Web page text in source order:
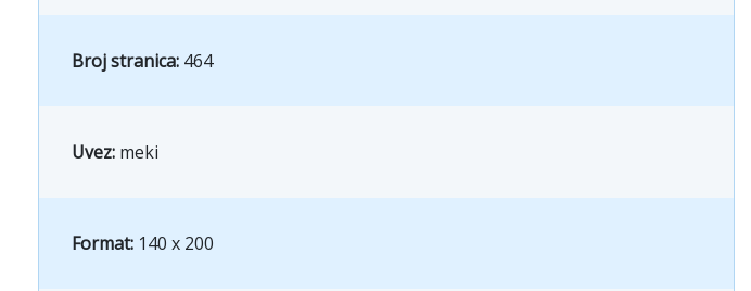
Broj stranica: 464
Uvez: meki
Format: 140 x 200